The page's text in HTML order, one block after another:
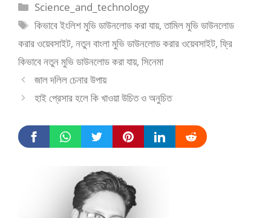
Categories
Science_and_technology
Tags
কিভাবে ইংলিশ মুভি ডাউনলোড করা যায়,তামিল মুভি ডাউনলোড
করার ওয়েবসাইট, নতুন বাংলা মুভি ডাউনলোড করার ওয়েবসাইট, ফ্রি
কিভাবে নতুন মুভি ডাউনলোড করা যায়, সিনেমা
জাল দলিল চেনার উপায়
হাই প্রেসার হলে কি খাওয়া উচিত ও অনুচিত